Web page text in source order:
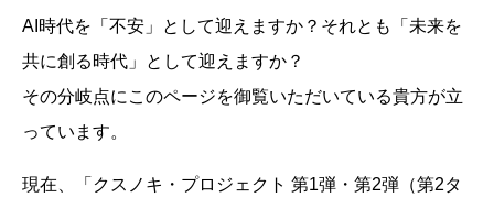
AI時代を「不安」として迎えますか？それとも「未来を
共に創る時代」として迎えますか？
その分岐点にこのページを御覧いただいている貴方が立
っています。
現在、「クスノキ・プロジェクト 第1弾・第2弾（第2タ